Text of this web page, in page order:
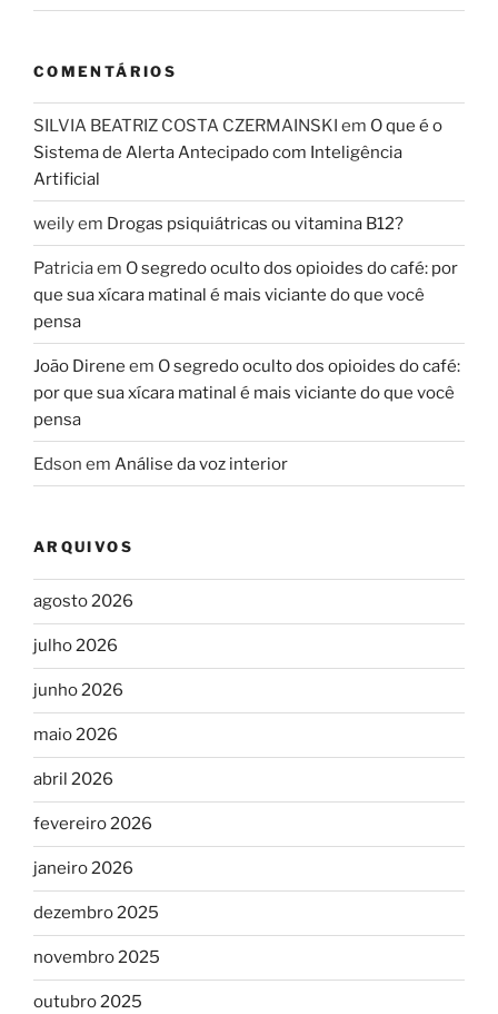
COMENTÁRIOS
SILVIA BEATRIZ COSTA CZERMAINSKI em O que é o
Sistema de Alerta Antecipado com Inteligência
Artificial
weilyem Drogas psiquiátricas ou vitamina B12?
Patriciaem O segredo oculto dos opioides do café: por
que sua xícara matinal é mais viciante do que você
pensa
João Direne em O segredo oculto dos opioides do café:
por que sua xícara matinal é mais viciante do que você
pensa
Edson em Análise da voz interior
ARQUIVOS
agosto 2026
julho 2026
junho 2026
maio 2026
abril 2026
fevereiro 2026
janeiro 2026
dezembro 2025
novembro 2025
outubro 2025